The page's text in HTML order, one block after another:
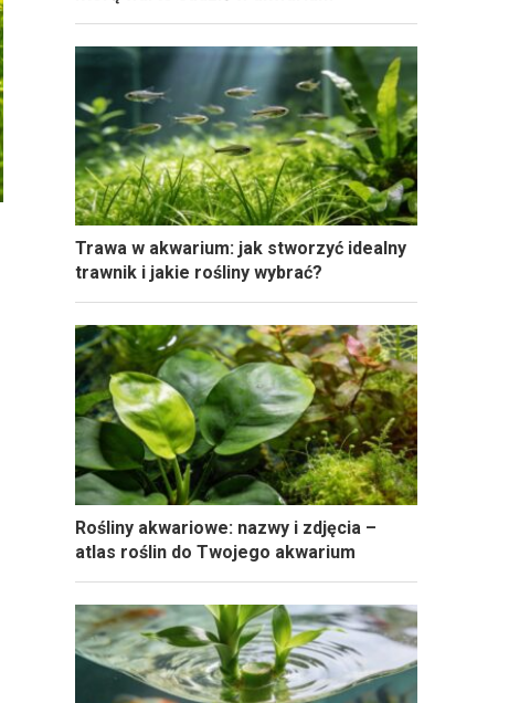
Trawa w akwarium: jak stworzyć idealny
trawnik i jakie rośliny wybrać?
Rośliny akwariowe: nazwy i zdjęcia –
atlas roślin do Twojego akwarium